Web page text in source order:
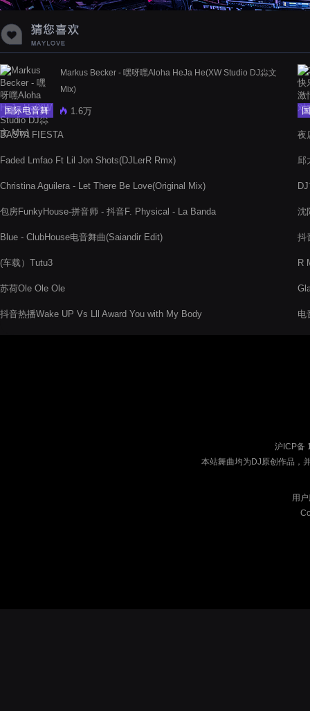
国际电音舞
曲
Markus Becker - 嘿呀嘿Aloha HeJa He(XW Studio DJ尛文
Mix)
1.6万
BASTA FIESTA
Faded Lmfao Ft Lil Jon Shots(DJLerR Rmx)
Christina Aguilera - Let There Be Love(Original Mix)
包房FunkyHouse-拼音师 - 抖音F. Physical - La Banda
Blue - ClubHouse电音舞曲(Saiandir Edit)
(车载）Tutu3
苏荷Ole Ole Ole
抖音热播Wake UP Vs Lll Award You with My Body
夜
邱
沈
抖
R
电
沪ICP备
本站舞曲均为DJ原创作品，
用